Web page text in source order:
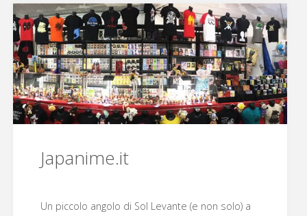
Japanime.it
Un piccolo angolo di Sol Levante (e non solo) a